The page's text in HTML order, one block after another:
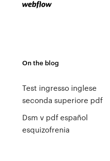
On the blog
Test ingresso inglese
seconda superiore pdf
Dsm v pdf español
esquizofrenia